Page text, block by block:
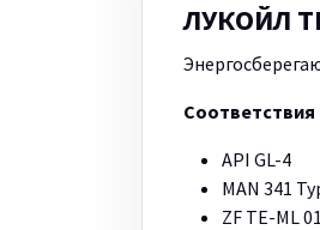
ЛУКОЙЛ
API GL-4
MAN 341
ZF TE-ML